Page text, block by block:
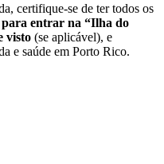
certifique-se de ter todos os
para entrar na “Ilha do
visto (se aplicável), e
e saúde em Porto Rico.